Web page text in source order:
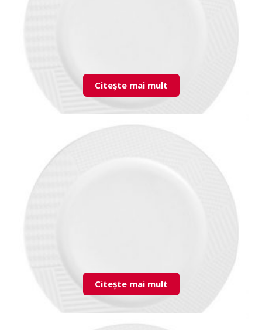
Citește mai mult
Citește mai mult